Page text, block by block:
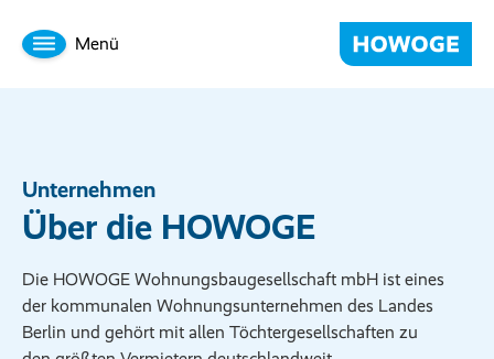
Menü
Unternehmen
Über die HOWOGE
Die HOWOGE Wohnungsbaugesellschaft mbH ist eines
der kommunalen Wohnungsunternehmen des Landes
Berlin und gehört mit allen Töchtergesellschaften zu